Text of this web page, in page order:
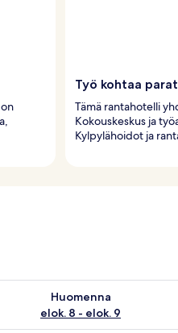
Työ kohtaa
Tämä rantahotelli
Kokouskeskus ja
Kylpylähoidot ja
Huomenna
elok. 8 - elok. 9
huomisen saatavuus elok. 8